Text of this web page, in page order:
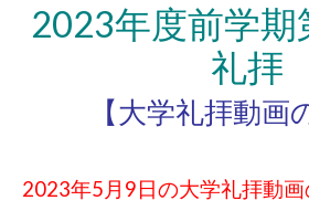
2023年度前学期
礼拝
【大学礼拝動画
2023年5月9日の大学礼拝動画